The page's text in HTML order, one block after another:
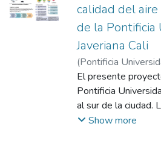
calidad del
de la Pontificia
Javeriana Cali
(Pontificia
Laguado Ortega,
Zapata, Joan
Valeria;Barbosa
Ramírez Duque,
El presente
Pontificia
al sur de la ciudad.
con una
Show more